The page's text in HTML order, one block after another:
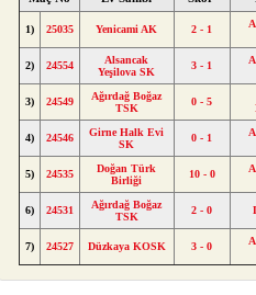
1) 25035 Yenicami AK 2 - 1
2) 24554
Alsancak
Yeşilova SK
3 - 1
3) 24549
Ağırdağ Boğaz
TSK
0 - 5
4) 24546
Girne Halk Evi
SK
0 - 1
5) 24535
Doğan Türk
Birliği
10 - 0
6) 24531
Ağırdağ Boğaz
TSK
2 - 0
7) 24527 Düzkaya KOSK 3 - 0